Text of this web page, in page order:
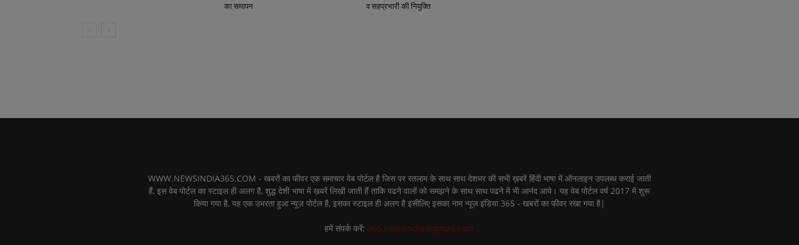
का समापन
व सहप्रभारी की नियुक्ति
WWW.NEWSINDIA365.COM - खबरों का फीवर एक समाचार वेब पोर्टल है जिस पर रतलाम के साथ साथ देशभर की सभी ख़बरें हिंदी भाषा में ऑनलाइन उपलब्ध कराई जाती
हैं, इस वेब पोर्टल का स्टाइल ही अलग है, शुद्ध देशी भाषा में ख़बरें लिखी जाती हैं ताकि पढने वालों को समझने के साथ साथ पढने में भी आनंद आये। यह वेब पोर्टल वर्ष 2017 में शुरू
किया गया है, यह एक उभरता हुआ न्यूज़ पोर्टल है, इसका स्टाइल ही अलग है इसीलिए इसका नाम न्यूज़ इंडिया 365 - खबरों का फीवर रखा गया है|
हमें संपर्क करें: 365.newsindia@gmail.com